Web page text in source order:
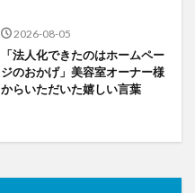
2026-08-05
「法人化できたのはホームペー
ジのおかげ」美容室オーナー様
からいただいた嬉しい言葉